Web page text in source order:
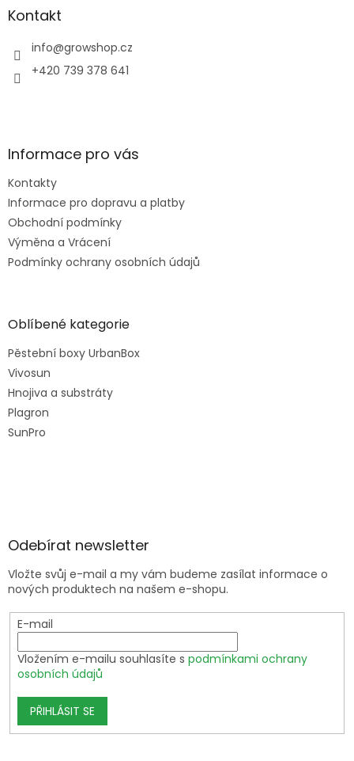
aKontakt
info@growshop.cz
+420 739 378 641
Informace pro vás
Kontakty
Informace pro dopravu a platby
Obchodní podmínky
Výměna a Vrácení
Podmínky ochrany osobních údajů
Oblíbené kategorie
Pěstební boxy UrbanBox
Vivosun
Hnojiva a substráty
Plagron
SunPro
Odebírat newsletter
Vložte svůj e-mail a my vám budeme zasílat informace o
nových produktech na našem e-shopu.
E-mail
Vložením e-mailu souhlasíte s podmínkami ochrany
osobních údajů
PŘIHLÁSIT SE